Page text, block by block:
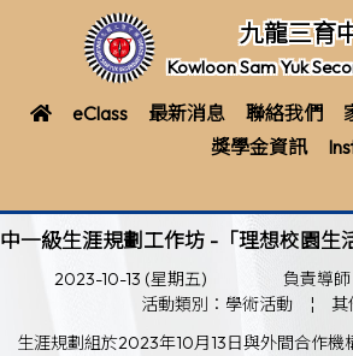
九龍三育
Kowloon Sam Yuk
eClass 最新消息 聯絡我們
獎學金資訊
中一級生涯規劃工作坊 -「理想校園生
2023-10-13 (星期五)
負責導
活動類別：學術活動
¦
其
生涯規劃組於2023年10月13日與外間合作機